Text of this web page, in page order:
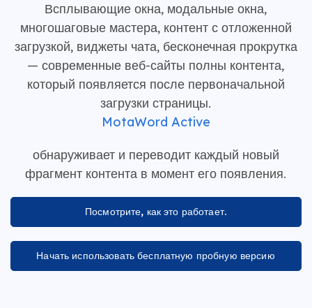
Всплывающие окна, модальные окна,
многошаговые мастера, контент с отложенной
загрузкой, виджеты чата, бесконечная прокрутка
— современные веб-сайты полны контента,
который появляется после первоначальной
загрузки страницы.
MotaWord Active
обнаруживает и переводит каждый новый
фрагмент контента в момент его появления.
Посмотрите, как это работает.
Начать использовать бесплатную пробную версию